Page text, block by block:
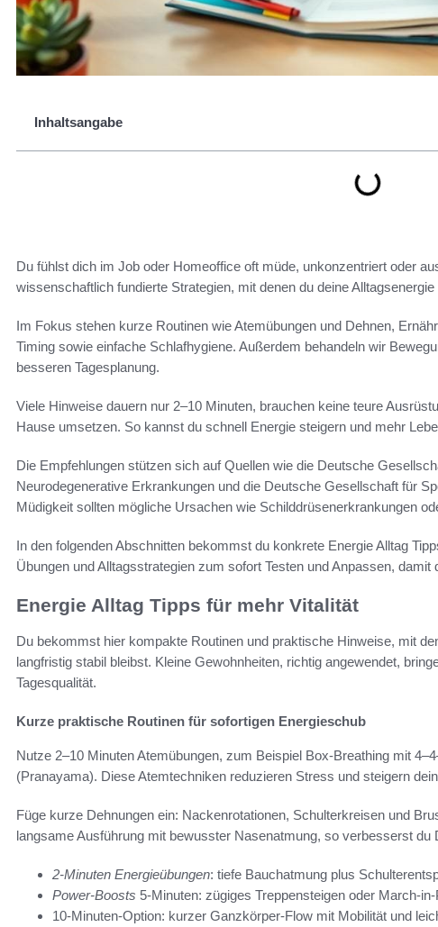
Inhaltsangabe
Du fühlst dich im Job oder Homeoffice oft müde, unkonzentriert oder
wissenschaftlich fundierte Strategien, mit denen du deine
Im Fokus stehen kurze Routinen wie Atemübungen und Dehnen,
Timing sowie einfache Schlafhygiene. Außerdem behandeln wir
besseren Tagesplanung.
Viele Hinweise dauern nur 2–10 Minuten, brauchen keine teure
Hause umsetzen. So kannst du schnell Energie steigern und mehr
Die Empfehlungen stützen sich auf Quellen wie die Deutsche
Neurodegenerative Erkrankungen und die Deutsche Gesellschaft für
Müdigkeit sollten mögliche Ursachen wie Schilddrüsenerkrankungen
In den folgenden Abschnitten bekommst du konkrete Energie Alltag
Übungen und Alltagsstrategien zum sofort Testen und Anpassen,
Energie Alltag Tipps für mehr Vitalität
Du bekommst hier kompakte Routinen und praktische Hinweise, mit
langfristig stabil bleibst. Kleine Gewohnheiten, richtig angewendet,
Tagesqualität.
Kurze praktische Routinen für sofortigen Energieschub
Nutze 2–10 Minuten Atemübungen, zum Beispiel Box-Breathing mit
(Pranayama). Diese Atemtechniken reduzieren Stress und steigern
Füge kurze Dehnungen ein: Nackenrotationen, Schulterkreisen und
langsame Ausführung mit bewusster Nasenatmung, so verbesserst du
2-Minuten Energieübungen: tiefe Bauchatmung plus
Power-Boosts 5-Minuten: zügiges Treppensteigen oder March-
10-Minuten-Option: kurzer Ganzkörper-Flow mit Mobilität und